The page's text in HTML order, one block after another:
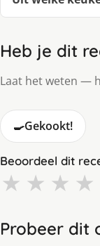
Heb je dit
Laat het weten —
🍳Gekookt!
Beoordeel dit
★ ★ ★ ★
Probeer dit